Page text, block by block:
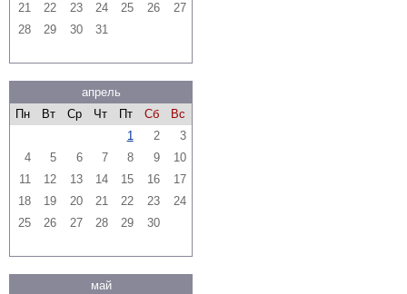
21
22 23 24 25 26
27
28
29 30 31
апрель
Пн
Вт Ср Чт Пт Сб
Вс
1
2
3
4
5 6 7 8 9
10
11
12 13 14 15 16
17
18
19 20 21 22 23
24
25
26 27 28 29 30
май